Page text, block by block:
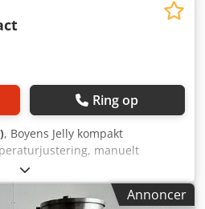
Ring op
, Boyens Jelly kompakt
manuelt
opvarmningstid, dobbelt
1-faset Dodpfx Aceix
Annoncer